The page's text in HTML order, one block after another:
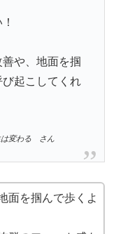
や、地面を掴
起こしてくれ
は変わる さん
面を掴んで歩くよ